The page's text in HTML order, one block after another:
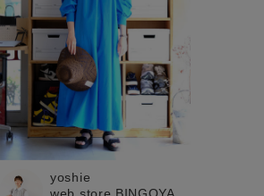
yoshie